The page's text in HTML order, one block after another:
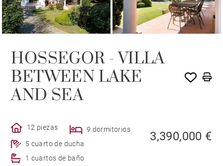
HOSSEGOR - VILLA
BETWEEN LAKE
AND SEA
12 piezas
9 dormitorios
5 cuarto de ducha
1 cuartos de baño
3,390,000 €